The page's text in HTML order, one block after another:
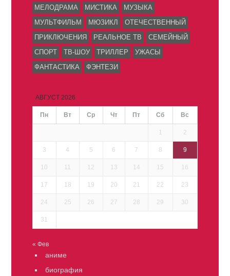
МЕЛОДРАМА МИСТИКА
МУЗЫКА
МУЛЬТФИЛЬМ
МЮЗИКЛ
ОТЕЧЕСТВЕННЫЙ
ПРИКЛЮЧЕНИЯ
РЕАЛЬНОЕ ТВ
СЕМЕЙНЫЙ
СПОРТ
ТВ-ШОУ ТРИЛЛЕР
УЖАСЫ
ФАНТАСТИКА
ФЭНТЕЗИ
АВГУСТ 2026
Пн Вт Ср Чт Пт Сб Вс
1 2
3 4 5 6 7 8 9
10 11 12 13 14 15 16
17 18 19 20 21 22 23
24 25 26 27 28 29 30
31
« Фев
аниме
биография